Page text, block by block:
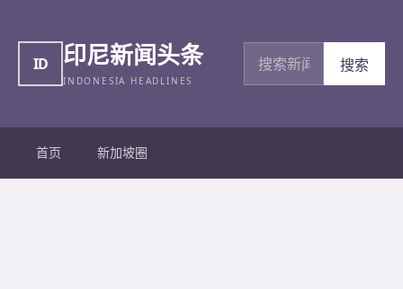
ID 印尼新闻头条
INDONESIA HEADLINES
搜索新闻
搜索
首页 新加坡圈